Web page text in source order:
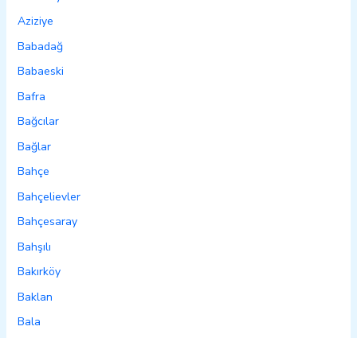
Aziziye
Babadağ
Babaeski
Bafra
Bağcılar
Bağlar
Bahçe
Bahçelievler
Bahçesaray
Bahşılı
Bakırköy
Baklan
Bala